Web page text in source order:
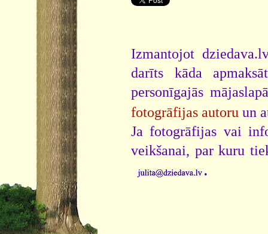
Izmantojot
darīts kāda
personīgajās
fotogrāfijas autoru un
Ja fotogrāfijas vai
veikšanai, par kuru
.